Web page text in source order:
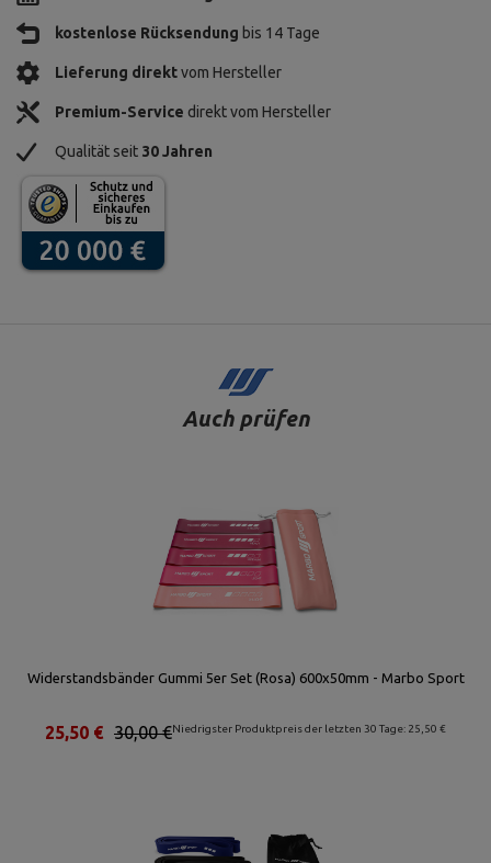
kostenlose Rücksendung bis 14 Tage
Lieferung direktvom Hersteller
Premium-Service direkt vom Hersteller
Qualität seit 30 Jahren
Auch prüfen
Widerstandsbänder Gummi 5er Set (Rosa) 600x50mm - Marbo Sport
Niedrigster Produktpreis der letzten 30 Tage: 25,50 €
30,00 €
25,50 €